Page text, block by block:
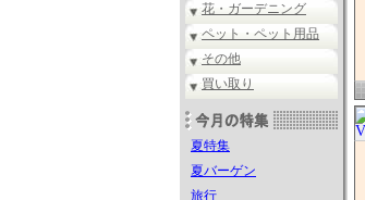
花・ガーデニング
ペット・ペット用品
その他
買い取り
夏特集
夏バーゲン
旅行